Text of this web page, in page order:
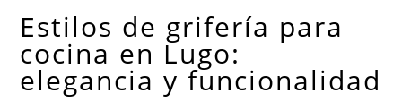
Estilos de grifería para
cocina en Lugo:
elegancia y funcionalidad